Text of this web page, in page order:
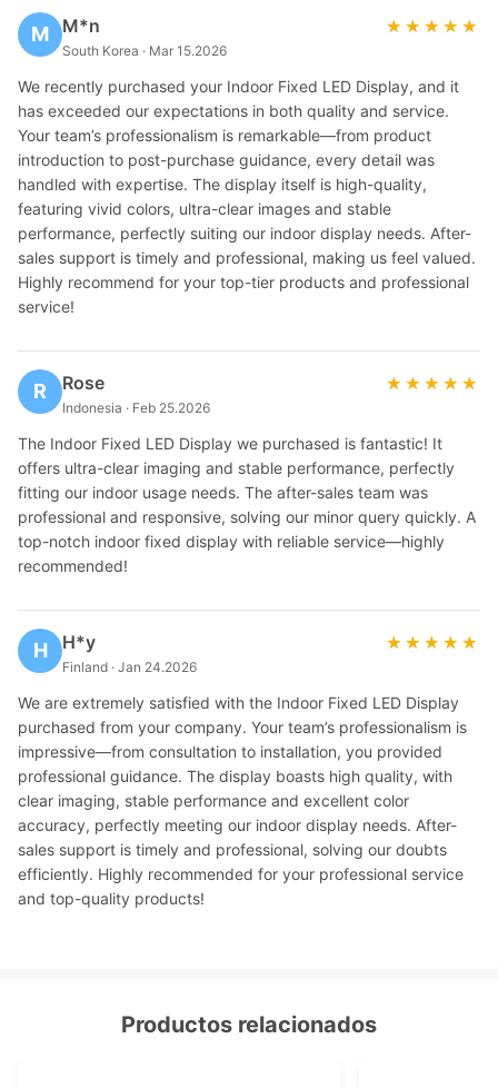
M M*n
South Korea · Mar 15.2026
★★★★★
★★★★★
We recently purchased your Indoor Fixed LED Display, and it
has exceeded our expectations in both quality and service.
Your team’s professionalism is remarkable—from product
introduction to post-purchase guidance, every detail was
handled with expertise. The display itself is high-quality,
featuring vivid colors, ultra-clear images and stable
performance, perfectly suiting our indoor display needs. After-
sales support is timely and professional, making us feel valued.
Highly recommend for your top-tier products and professional
service!
R Rose
Indonesia · Feb 25.2026
★★★★★
★★★★★
The Indoor Fixed LED Display we purchased is fantastic! It
offers ultra-clear imaging and stable performance, perfectly
fitting our indoor usage needs. The after-sales team was
professional and responsive, solving our minor query quickly. A
top-notch indoor fixed display with reliable service—highly
recommended!
H H*y
Finland · Jan 24.2026
★★★★★
★★★★★
We are extremely satisfied with the Indoor Fixed LED Display
purchased from your company. Your team’s professionalism is
impressive—from consultation to installation, you provided
professional guidance. The display boasts high quality, with
clear imaging, stable performance and excellent color
accuracy, perfectly meeting our indoor display needs. After-
sales support is timely and professional, solving our doubts
efficiently. Highly recommended for your professional service
and top-quality products!
Productos relacionados